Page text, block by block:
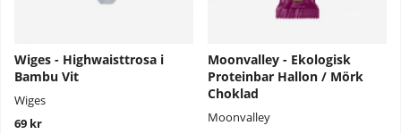
Wiges - Highwaisttrosa i
Bambu Vit
Wiges
69 kr
Moonvalley - Ekologisk
Proteinbar Hallon / Mörk
Choklad
Moonvalley